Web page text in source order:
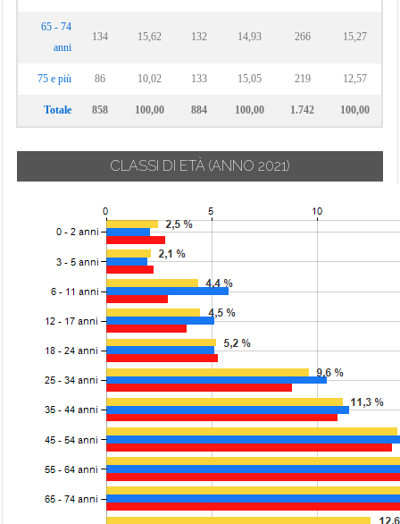
65 - 74
anni
134 15,62 132 14,93 266 15,27
75 e più 86 10,02 133 15,05 219 12,57
Totale 858 100,00 884 100,00 1.742 100,00
CLASSI DI ETÀ (ANNO 2021)